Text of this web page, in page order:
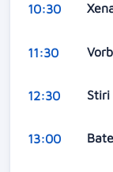
10:30
11:30
12:30 Stiri
13:00